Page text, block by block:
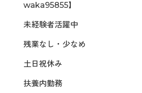
waka95855】
未経験者活躍中
残業なし・少なめ
土日祝休み
扶養内勤務